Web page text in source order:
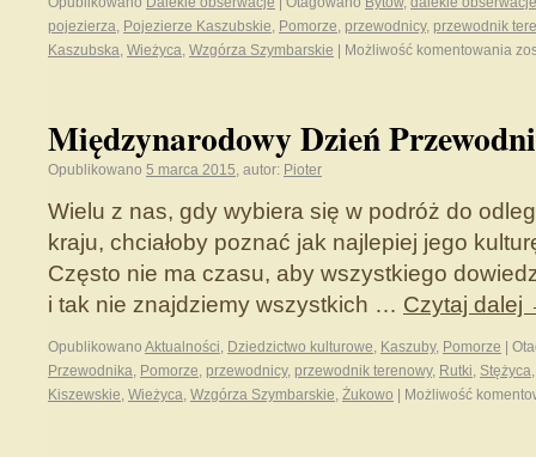
pojezierza, Pojezierze Kaszubskie, Pomorze, przewodnicy, przewodnik
Kaszubska, Wieżyca, Wzgórza Szymbarskie Możliwość komentowania
Międzynarodowy Dzień
Opublikowano 5 marca 2015, autor: Pioter
Wielu z nas, gdy wybiera się w podróż do
kraju, chciałoby poznać jak najlepiej jego
Często nie ma czasu, aby wszystkiego
i tak nie znajdziemy wszystkich … Czytaj dalej
Opublikowano Aktualności, Dziedzictwo kulturowe, Kaszuby, Pomorze
Przewodnika, Pomorze, przewodnicy, przewodnik terenowy, Rutki, Stężyca
Kiszewskie, Wieżyca, Wzgórza Szymbarskie, Żukowo Możliwość